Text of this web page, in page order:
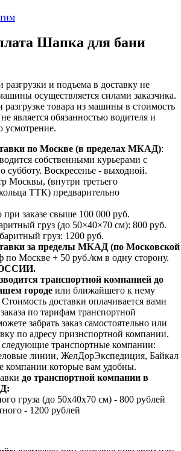
Шапка для бани
разгрузки и подъема в доставку не
осуществляется силами заказчика.
товара из машины в стоимость
является обязанностью водителя и
усмотрение.
по Москве (в пределах МКАД):
собственными курьерами с
субботу. Воскресенье - выходной.
Москвы, (внутри третьего
ТТК) предварительно
при заказе свыше 100 000 руб.
груз (до 50×40×70 см): 800 руб.
груз: 1200 руб.
за пределы МКАД (по Московской
по Москве + 50 руб./км в одну сторону.
транспортной компанией до
городе или ближайшего к нему
доставки оплачивается вами
по тарифам транспортной
забрать заказ самостоятельно или
по адресу признспортной компании.
транспортные компании:
линии, ЖелДорЭкспедиция, Байкал
компании которые вам удобны.
до транспортной компании в
груза (до 50х40х70 см) - 800 рублей
- 1200 рублей